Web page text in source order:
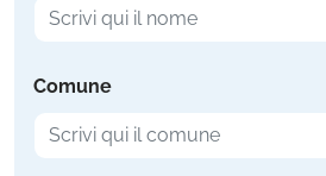
Comune